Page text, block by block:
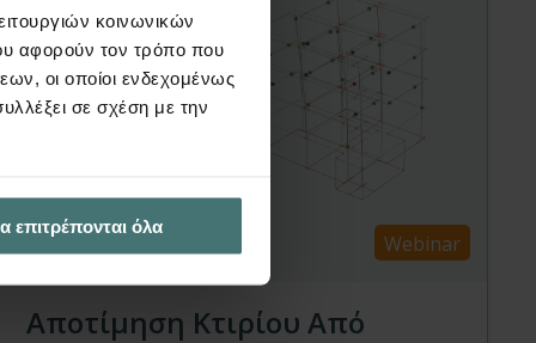
κοινωνικών
αφορούν τον τρόπο που
οι οποίοι ενδεχομένως
σε σχέση με την
επιτρέπονται όλα
Webinar
Αποτίμηση Κτιρίου Από